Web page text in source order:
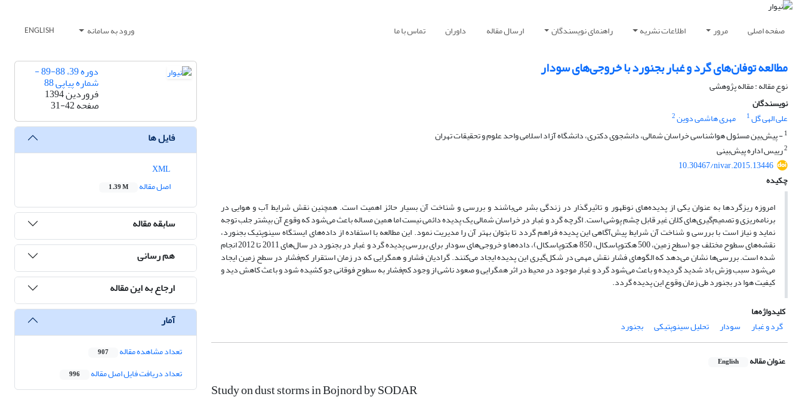
صفحه اصلی مرور اطلاعات نشریه راهنمای نویسندگان ارسال مقاله داوران تماس با ما ورود به سامانه ENGLISH
مطالعه توفان‌های گرد و غبار بجنورد با خروجی‌های سودار
نوع مقاله : مقاله پژوهشی
نویسندگان
علی الهی گل1 مهری هاشمی دوین2
1- پیش‌بین مسئول هواشناسی خراسان شمالی، دانشجوی دکتری، دانشگاه آزاد اسلامی واحد علوم و تحقیقات تهران
2رییس اداره پیش‌بینی
10.30467/nivar.2015.13446
چکیده
امروزه ریزگردها به عنوان یکی از پدیده‌های نوظهور و تاثیرگذار در زندگی بشر می‌باشند و بررسی و شناخت آن بسیار حائز اهمیت است. همچنین نقش شرایط آب و هوایی در
برنامه‌ریزی و تصمیم‌گیری‌های کلان غیر قابل چشم پوشی است. اگرچه گرد و غبار در خراسان شمالی یک پدیده دائمی نیست اما همین مساله باعث می‌شود که وقوع آن بیشتر جلب توجه
نماید و نیاز است با بررسی و شناخت آن شرایط پیش‌آگاهی این پدیده فراهم گردد تا بتوان بهتر آن را مدیریت نمود. این مطالعه با استفاده از داده‌های ایستگاه سینوپتیک بجنورد،
نقشه‌های سطوح مختلف جو (سطح زمین، 500 هکتوپاسکال، 850 هکتوپاسکال)، داده‌ها و خروجی‌های سودار برای بررسی پدیده گرد و غبار در بجنورد در سال‌های 2011 تا 2012 انجام
شده است. بررسی‌ها نشان می‌دهد که الگوهای فشار نقش مهمی در شکل‌گیری این پدیده ایجاد می‌کنند. گرادیان فشار و همگرایی که در زمان استقرار کم‌فشار در سطح زمین ایجاد
می‌شود سبب وزش باد شدید گردیده و باعث می‌شود گرد و غبار موجود در محیط در اثر همگرایی و صعود ناشی از وجود کم‌فشار به سطوح فوقانی جو کشیده شود و باعث کاهش دید و
کیفیت هوا در بجنورد طی زمان وقوع این پدیده گردد.
کلیدواژه‌ها
گرد و غبار
سودار تحلیل سینوپتیکی بجنورد
عنوان مقاله English
Study on dust storms in Bojnord by SODAR
دوره 39، 88-89 -
شماره پیاپی 88
فروردین 1394
صفحه31-42
فایل ها
اصل مقاله
1.39 M
سابقه مقاله
هم رسانی
ارجاع به این مقاله
آمار
تعداد مشاهده مقاله 907
تعداد دریافت فایل اصل مقاله 996